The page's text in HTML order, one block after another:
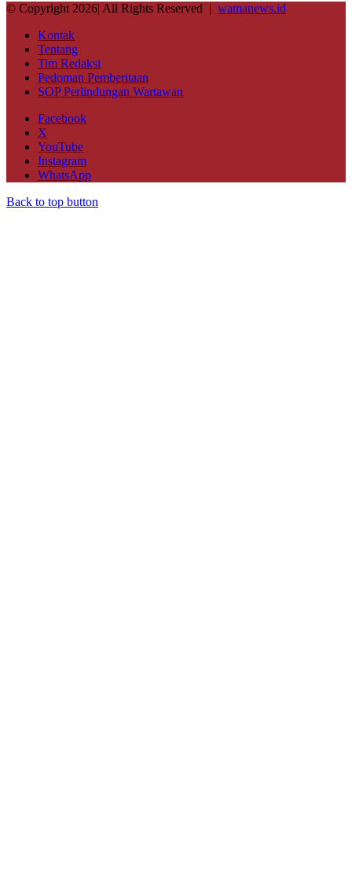
© Copyright 2026| All Rights Reserved | wamanews.id
Kontak
Tentang
Tim Redaksi
Pedoman Pemberitaan
SOP Perlindungan Wartawan
Facebook
X
YouTube
Instagram
WhatsApp
Back to top button